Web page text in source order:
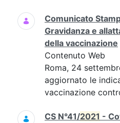
Comunicato
Gravidanza e
della vaccinazione
Contenuto Web
Roma, 24
aggiornato le
vaccinazione
CS N°41/2021 -